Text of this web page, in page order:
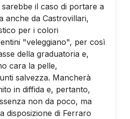
il caso di portare a
anche da Castrovillari,
per i colori
"veleggiano", per così
della graduatoria e,
cara la pelle,
salvezza. Mancherà
in diffida e, pertanto,
non da poco, ma
disposizione di Ferraro